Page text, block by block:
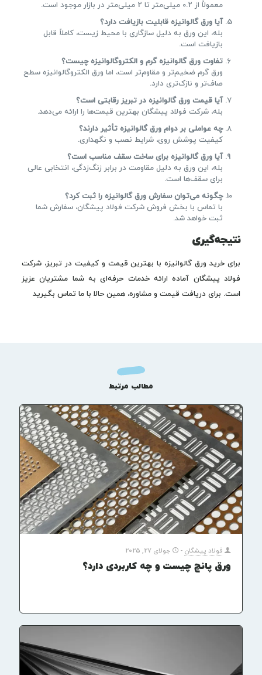
معمولاً از 0.2 میلی‌متر تا 2 میلی‌متر در بازار موجود است.
آیا ورق گالوانیزه قابلیت بازیافت دارد؟
بله، این ورق به دلیل سازگاری با محیط زیست، کاملاً قابل
بازیافت است.
تفاوت ورق گالوانیزه گرم و الکتروگالوانیزه چیست؟
ورق گرم ضخیم‌تر و مقاوم‌تر است، اما ورق الکتروگالوانیزه سطح
صاف‌تر و نازک‌تری دارد.
آیا قیمت ورق گالوانیزه در تبریز رقابتی است؟
بله، شرکت فولاد پیشگان بهترین قیمت‌ها را ارائه می‌دهد.
چه عواملی بر دوام ورق گالوانیزه تأثیر دارند؟
کیفیت پوشش روی، شرایط نصب و نگهداری.
آیا ورق گالوانیزه برای ساخت سقف مناسب است؟
بله، این ورق به دلیل مقاومت در برابر زنگ‌زدگی، انتخابی عالی
برای سقف‌ها است.
چگونه می‌توان سفارش ورق گالوانیزه را ثبت کرد؟
با تماس با بخش فروش شرکت فولاد پیشگان، سفارش شما
ثبت خواهد شد.
نتیجه‌گیری
برای خرید ورق گالوانیزه با بهترین قیمت و کیفیت در تبریز، شرکت
فولاد پیشگان آماده ارائه خدمات حرفه‌ای به شما مشتریان عزیز
است. برای دریافت قیمت و مشاوره، همین حالا با ما تماس بگیرید
مطالب مرتبط
فولاد پیشگان - جولای 27, 2025
ورق پانچ چیست و چه کاربردی دارد؟